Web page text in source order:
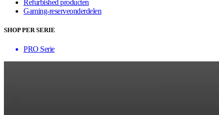
Refurbished producten
Gaming-reserveonderdelen
SHOP PER SERIE
PRO Serie